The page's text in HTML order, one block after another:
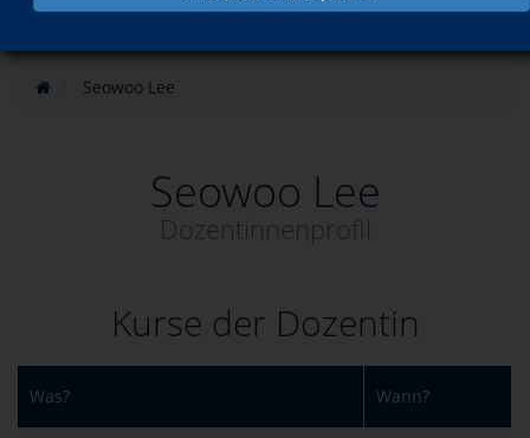
Seowoo Lee
Seowoo Lee
Dozentinnenprofil
Kurse der Dozentin
Was? Wann?